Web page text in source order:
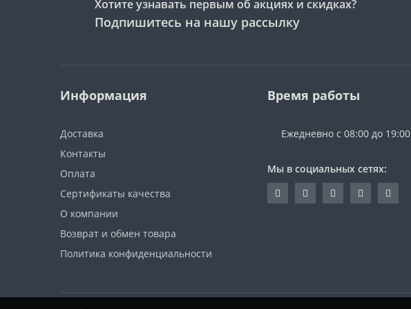
Хотите узнавать первым об акциях и скидках?
Подпишитесь на нашу рассылку
Информация
Доставка
Контакты
Оплата
Сертификаты качества
О компании
Возврат и обмен товара
Политика конфиденциальности
Время работы
Ежедневно с 08:00 до 19:00
Мы в социальных сетях: